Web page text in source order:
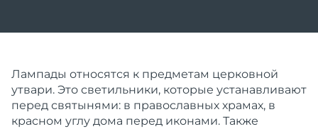
Лампады относятся к предметам церковной
утвари. Это светильники, которые устанавливают
перед святынями: в православных храмах, в
красном углу дома перед иконами. Также